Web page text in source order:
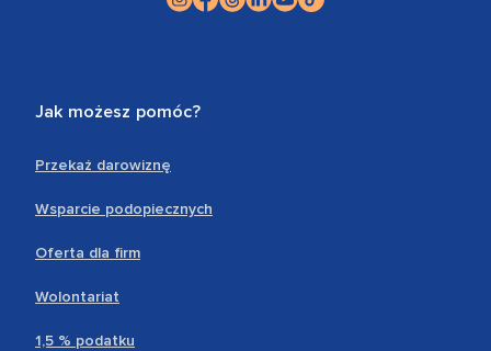
Jak możesz pomóc?
Przekaż darowiznę
Wsparcie podopiecznych
Oferta dla firm
Wolontariat
1,5 % podatku